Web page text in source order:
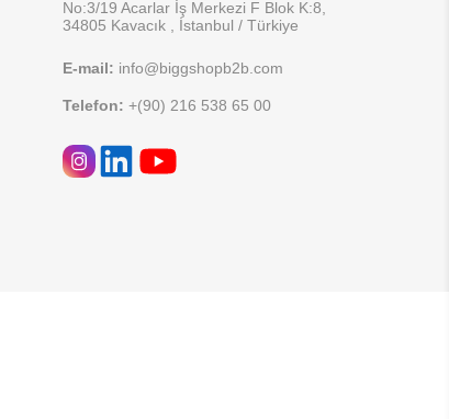
No:3/19 Acarlar İş Merkezi F Blok K:8,
34805 Kavacık , İstanbul / Türkiye
E-mail: info@biggshopb2b.com
Telefon: +(90) 216 538 65 00